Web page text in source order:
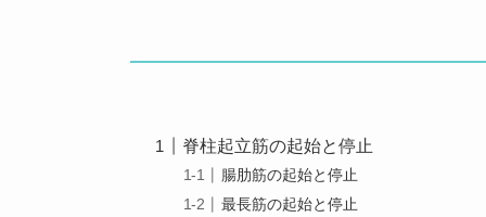
脊柱起立筋の起始と停止
腸肋筋の起始と停止
最長筋の起始と停止